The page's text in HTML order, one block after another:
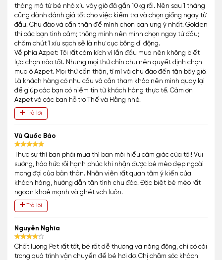
tháng mà từ bé nhỏ xíu vây giờ đã gần 10kg rồi. Nên sau 1 tháng
cũng dành đánh giá tốt cho việc kiểm tra và chọn giống ngay từ
đầu. Chu đáo và cẩn thận để mình chọn bạn ưng ý nhất. Golden
thì các bạn tình cảm; thông minh nên mình chọn ngay từ đầu;
chăm chút 1 xíu sạch sẽ là như cục bông di động.
Về phía Azpet: Tôi rất cảm kích vì lần đầu mua nên không biết
lựa chọn nào tốt. Nhưng mọi thứ chỉn chu nên quyết định chọn
mua ở Azpet. Mọi thứ cần thận, tỉ mỉ và chu đáo đến tận bây giờ.
Là khách hàng có nhu cầu và cần tham khảo nên mình quay lại
để giúp các bạn có niềm tin từ khách hàng thực tế. Cảm ơn
Azpet và các bạn hỗ trợ Thế và Hằng nhé.
Trả lời
Vũ Quốc Bảo
Thực sự thì bạn phải mua thì bạn mới hiểu cảm giác của tôi! Vui
sướng, háo hức rồi hạnh phúc khi nhận được bé mèo đẹp ngoài
mong đợi của bản thân. Nhân viên rất quan tâm ý kiến của
khách hàng, hướng dẫn tận tình chu đáo! Đặc biệt bé mèo rất
ngoan khoẻ mạnh và ghét vch luôn.
Trả lời
Nguyễn Nghĩa
Chất lượng Pet rất tốt, bé rất dễ thương và năng động, chỉ có cái
trong quá trình vận chuyển để bé hơi dơ. Chị chăm sóc khách